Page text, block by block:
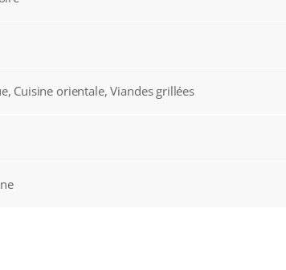
Cuisine orientale, Viandes grillées